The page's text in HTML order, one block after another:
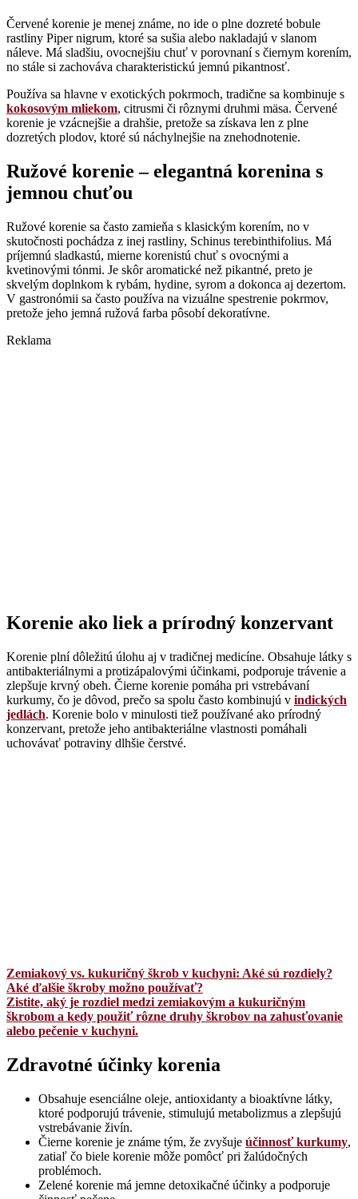
Červené korenie je menej známe, no ide o plne dozreté bobule
rastliny Piper nigrum, ktoré sa sušia alebo nakladajú v slanom
náleve. Má sladšiu, ovocnejšiu chuť v porovnaní s čiernym korením,
no stále si zachováva charakteristickú jemnú pikantnosť.
Používa sa hlavne v exotických pokrmoch, tradične sa kombinuje s
kokosovým mliekom, citrusmi či rôznymi druhmi mäsa. Červené
korenie je vzácnejšie a drahšie, pretože sa získava len z plne
dozretých plodov, ktoré sú náchylnejšie na znehodnotenie.
Ružové korenie – elegantná korenina s
jemnou chuťou
Ružové korenie sa často zamieňa s klasickým korením, no v
skutočnosti pochádza z inej rastliny, Schinus terebinthifolius. Má
príjemnú sladkastú, mierne korenistú chuť s ovocnými a
kvetinovými tónmi. Je skôr aromatické než pikantné, preto je
skvelým doplnkom k rybám, hydine, syrom a dokonca aj dezertom.
V gastronómii sa často používa na vizuálne spestrenie pokrmov,
pretože jeho jemná ružová farba pôsobí dekoratívne.
Reklama
Korenie ako liek a prírodný konzervant
Korenie plní dôležitú úlohu aj v tradičnej medicíne. Obsahuje látky s
antibakteriálnymi a protizápalovými účinkami, podporuje trávenie a
zlepšuje krvný obeh. Čierne korenie pomáha pri vstrebávaní
kurkumy, čo je dôvod, prečo sa spolu často kombinujú v indických
jedlách. Korenie bolo v minulosti tiež používané ako prírodný
konzervant, pretože jeho antibakteriálne vlastnosti pomáhali
uchovávať potraviny dlhšie čerstvé.
Zemiakový vs. kukuričný škrob v kuchyni: Aké sú rozdiely?
Aké ďalšie škroby možno používať?
Zistite, aký je rozdiel medzi zemiakovým a kukuričným
škrobom a kedy použiť rôzne druhy škrobov na zahusťovanie
alebo pečenie v kuchyni.
Zdravotné účinky korenia
Obsahuje esenciálne oleje, antioxidanty a bioaktívne látky,
ktoré podporujú trávenie, stimulujú metabolizmus a zlepšujú
vstrebávanie živín.
Čierne korenie je známe tým, že zvyšuje účinnosť kurkumy,
zatiaľ čo biele korenie môže pomôcť pri žalúdočných
problémoch.
Zelené korenie má jemne detoxikačné účinky a podporuje